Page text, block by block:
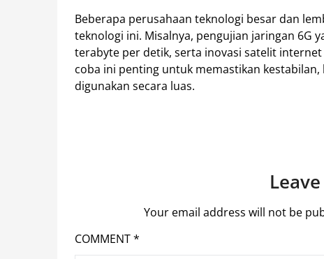
Beberapa perusahaan teknologi besar dan
teknologi ini. Misalnya, pengujian jaringan 6G
terabyte per detik, serta inovasi satelit
coba ini penting untuk memastikan
digunakan secara luas.
Your email address will not be
COMMENT*